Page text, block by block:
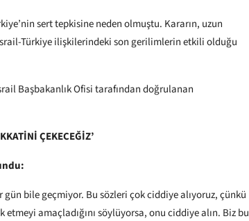
sert tepkisine neden olmuştu. Kararın, uzun
Türkiye ilişkilerindeki son gerilimlerin etkili olduğu
Başbakanlık Ofisi tarafından doğrulanan
ÇEKECEĞİZ’
gün bile geçmiyor. Bu sözleri çok ciddiye alıyoruz, çünkü
amaçladığını söylüyorsa, onu ciddiye alın. Biz bu